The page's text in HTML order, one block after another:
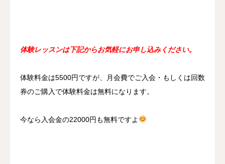
体験レッスンは下記からお気軽にお申し込みください。
体験料金は5500円ですが、月会費でご入会・もしくは回数
券のご購入で体験料金は無料になります。
今なら入会金の22000円も無料ですよ